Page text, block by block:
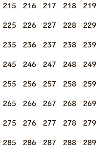
215 216 217 218 219
225 226 227 228 229
235 236 237 238 239
245 246 247 248 249
255 256 257 258 259
265 266 267 268 269
275 276 277 278 279
285 286 287 288 289